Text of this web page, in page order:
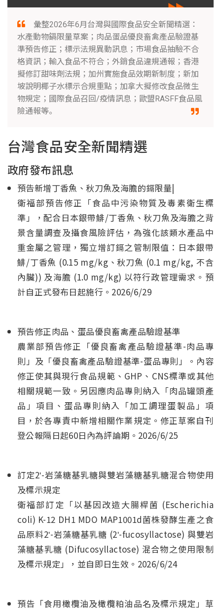
彙整2026年6月台灣與國際食品安全新聞精選：
水產動物鎘限量草案；肉品蛋品優良畜禽產品驗證基
準預告修正；標示法規異動訊息；市場食品抽驗不合
格資訊；輸入食品不符合；外銷食品違規通報；香港
擬修訂甜味劑法規；加州實施食品效期新制度；新加
坡說明椰子水標示合規重點；加拿大擬修改食品微生
物規定；國際食品召回/疫情訊息；歐盟RASFF食品風
險通報等。
台灣食品安全新聞精選
政府發布訊息
預告新增丁香魚、秋刀魚及海膽的鎘限量|
衛福部預告修正「食品中污染物質及毒素衛生標
準」，配合日本銀帶鯡/丁香魚、秋刀魚及海膽之背
景含量調查及攝食風險評估，為強化該類水產品中
重金屬之管理，獨立增訂鎘之管制限值：日本銀帶
鯡/丁香魚 (0.15 mg/kg、秋刀魚 (0.1 mg/kg, 不含
內臟)) 及海膽 (1.0 mg/kg) 以符行政管理需求。預
計自正式發布日起施行。2026/6/29
預告修正肉品、蛋品優良畜禽產品驗證基準
農業部預告修正「優良畜禽產品驗證基準-肉品專
則」及「優良畜禽產品驗證基準-蛋品專則」。內容
修正使其與現行食品規範、GHP、CNS標準或其他
相關規範一致。另因應肉品專則納入「肉品罐頭產
品」項目、蛋品專則納入「加工調理蛋製品」項
目，於各專責中新增相關作業規定。修正草案自刊
登公報隔日起60日內為評論期。2026/6/25
訂定2ʹ-岩藻糖基乳糖與雙岩藻糖基乳糖混合物使用
及標示規定
衛福部訂定「以基因改造大腸桿菌 (Escherichia
coli) K-12 DH1 MDO MAP1001d菌株發酵生產之食
品原料2ʹ-岩藻糖基乳糖 (2ʹ-fucosyllactose) 與雙岩
藻糖基乳糖 (Difucosyllactose) 混合物之使用限制
及標示規定」，並自即日生效。2026/6/24
預告「食用橄欖油及橄欖粕油品名及標示規定」草